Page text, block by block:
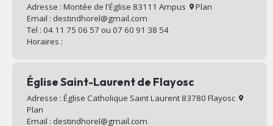
Adresse : Montée de l'Église 83111 Ampus
Plan
Email : destindhorel@gmail.com
Tel : 04 11 75 06 57 ou 07 60 91 38 54
Horaires :
Église Saint-Laurent de Flayosc
Adresse : Église Catholique Saint Laurent 83780 Flayosc
Plan
Email : destindhorel@gmail.com